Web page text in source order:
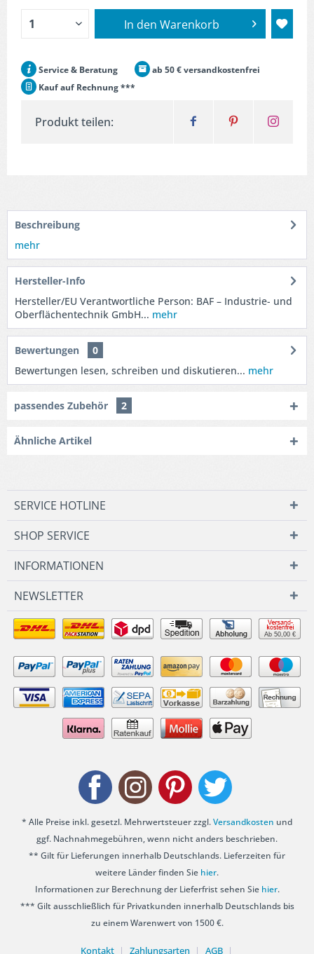
In den Warenkorb
Service & Beratung
ab 50 € versandkostenfrei
Kauf auf Rechnung ***
Produkt teilen:
Beschreibung
mehr
Hersteller-Info
Hersteller/EU Verantwortliche Person: BAF – Industrie- und
Oberflächentechnik GmbH... mehr
Bewertungen
0
Bewertungen lesen, schreiben und diskutieren... mehr
passendes Zubehör 2
Ähnliche Artikel
SERVICE HOTLINE
SHOP SERVICE
INFORMATIONEN
NEWSLETTER
Ab 50,00 €
* Alle Preise inkl. gesetzl. Mehrwertsteuer zzgl.Versandkosten und
ggf. Nachnahmegebühren, wenn nicht anders beschrieben.
** Gilt für Lieferungen innerhalb Deutschlands. Lieferzeiten für
weitere Länder finden Sie hier.
Informationen zur Berechnung der Lieferfrist sehen Sie hier.
*** Gilt ausschließlich für Privatkunden innerhalb Deutschlands bis
zu einem Warenwert von 1500 €.
Kontakt Zahlungsarten AGB